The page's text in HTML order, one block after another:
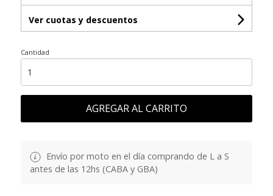
Ver cuotas y descuentos
Cantidad
AGREGAR AL CARRITO
Envío por moto en el día comprando de L a S
antes de las 12hs (CABA y GBA)